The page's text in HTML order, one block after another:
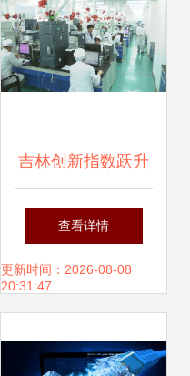
吉林创新指数跃升
全国第一，科技强
国战略下的东北振
查看详情
更新时间：2026-08-08
20:31:47